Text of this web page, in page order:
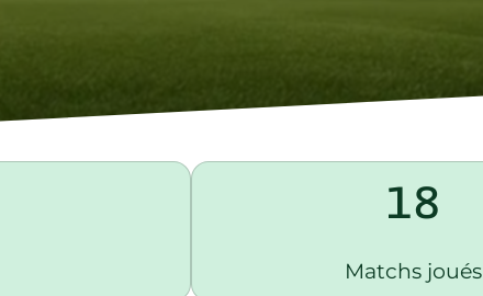
18
Matchs joués